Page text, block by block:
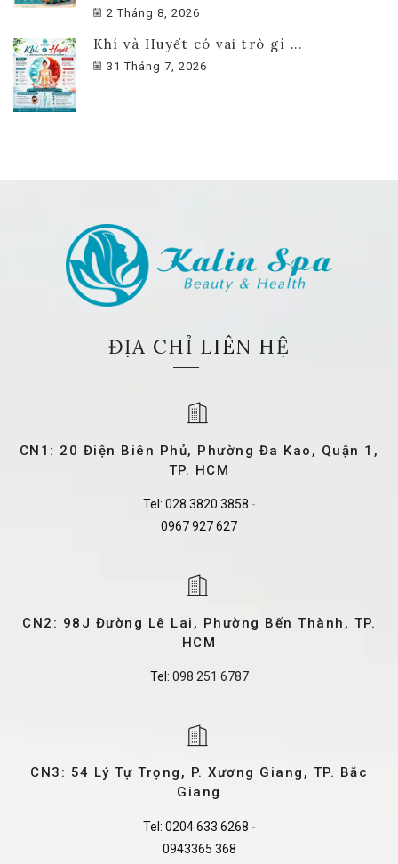
2 Tháng 8, 2026
Khí và Huyết có vai trò gì ...
31 Tháng 7, 2026
ĐỊA CHỈ LIÊN HỆ
CN1: 20 Điện Biên Phủ, Phường Đa Kao, Quận 1,
TP. HCM
Tel: 028 3820 3858 -
0967 927 627
CN2: 98J Đường Lê Lai, Phường Bến Thành, TP.
HCM
Tel: 098 251 6787
CN3: 54 Lý Tự Trọng, P. Xương Giang, TP. Bắc
Giang
Tel: 0204 633 6268 -
0943365 368